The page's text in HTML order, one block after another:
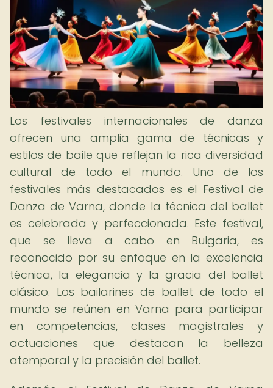
Los festivales internacionales de danza
ofrecen una amplia gama de técnicas y
estilos de baile que reflejan la rica diversidad
cultural de todo el mundo. Uno de los
festivales más destacados es el Festival de
Danza de Varna, donde la técnica del ballet
es celebrada y perfeccionada. Este festival,
que se lleva a cabo en Bulgaria, es
reconocido por su enfoque en la excelencia
técnica, la elegancia y la gracia del ballet
clásico. Los bailarines de ballet de todo el
mundo se reúnen en Varna para participar
en competencias, clases magistrales y
actuaciones que destacan la belleza
atemporal y la precisión del ballet.